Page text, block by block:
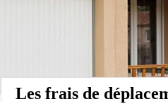
Les frais de